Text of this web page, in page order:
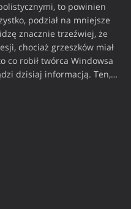
to powinien
podział na mniejsze
znacznie trzeźwiej, że
chociaż grzeszków miał
co robił twórca Windowsa
dzisiaj informacją. Ten,…